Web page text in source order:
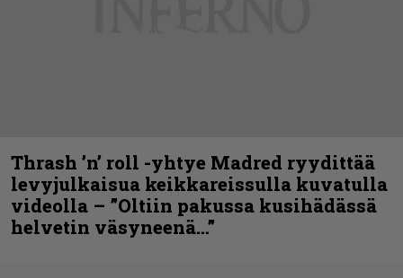
Thrash ’n’ roll -yhtye Madred ryydittää
levyjulkaisua keikkareissulla kuvatulla
videolla – ”Oltiin pakussa kusihädässä
helvetin väsyneenä…”